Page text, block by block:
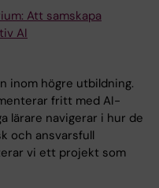
Att samskapa
AI
inom högre utbildning.
fritt med AI-
lärare navigerar i hur de
och ansvarsfull
vi ett projekt som